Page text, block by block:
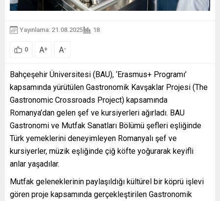
Yayınlama: 21.08.2025 18
0 A+ A-
Bahçeşehir Üniversitesi (BAU), ‘Erasmus+ Programı’
kapsamında yürütülen Gastronomik Kavşaklar Projesi (The
Gastronomic Crossroads Project) kapsamında
Romanya’dan gelen şef ve kursiyerleri ağırladı. BAU
Gastronomi ve Mutfak Sanatları Bölümü şefleri eşliğinde
Türk yemeklerini deneyimleyen Romanyalı şef ve
kursiyerler, müzik eşliğinde çiğ köfte yoğurarak keyifli
anlar yaşadılar.
Mutfak geleneklerinin paylaşıldığı kültürel bir köprü işlevi
gören proje kapsamında gerçekleştirilen Gastronomik